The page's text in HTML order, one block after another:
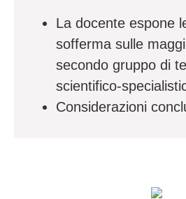
La docente espone
sofferma sulle
secondo gruppo di
scientifico-
Considerazioni